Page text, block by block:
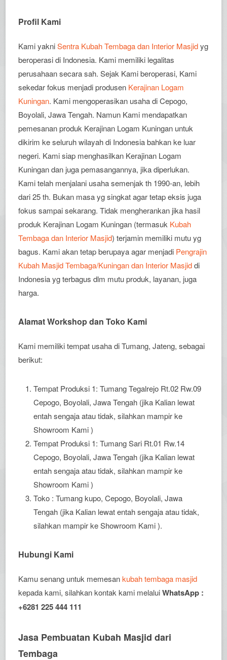
Profil Kami
Kami yakniSentra Kubah Tembaga dan Interior Masjidyg
beroperasi di Indonesia. Kami memiliki legalitas
perusahaan secara sah. Sejak Kami beroperasi, Kami
sekedar fokus menjadi produsen Kerajinan Logam
Kuningan. Kami mengoperasikan usaha di Cepogo,
Boyolali, Jawa Tengah. Namun Kami mendapatkan
pemesanan produk Kerajinan Logam Kuningan untuk
dikirim ke seluruh wilayah di Indonesia bahkan ke luar
negeri. Kami siap menghasilkan Kerajinan Logam
Kuningan dan juga pemasangannya, jika diperlukan.
Kami telah menjalani usaha semenjak th 1990-an, lebih
dari 25 th. Bukan masa yg singkat agar tetap eksis juga
fokus sampai sekarang. Tidak mengherankan jika hasil
produk Kerajinan Logam Kuningan (termasuk Kubah
Tembaga dan Interior Masjid) terjamin memiliki mutu yg
bagus. Kami akan tetap berupaya agar menjadi Pengrajin
Kubah Masjid Tembaga/Kuningan dan Interior Masjiddi
Indonesia yg terbagus dlm mutu produk, layanan, juga
harga.
Alamat Workshop dan Toko Kami
Kami memiliki tempat usaha di Tumang, Jateng, sebagai
berikut:
Tempat Produksi 1: Tumang Tegalrejo Rt.02 Rw.09
Cepogo, Boyolali, Jawa Tengah (jika Kalian lewat
entah sengaja atau tidak, silahkan mampir ke
Showroom Kami )
Tempat Produksi 1: Tumang Sari Rt.01 Rw.14
Cepogo, Boyolali, Jawa Tengah (jika Kalian lewat
entah sengaja atau tidak, silahkan mampir ke
Showroom Kami )
Toko : Tumang kupo, Cepogo, Boyolali, Jawa
Tengah (jika Kalian lewat entah sengaja atau tidak,
silahkan mampir ke Showroom Kami ).
Hubungi Kami
Kamu senang untuk memesankubah tembaga masjid
kepada kami, silahkan kontak kami melaluiWhatsApp :
+6281 225 444 111
Jasa Pembuatan Kubah Masjid dari
Tembaga